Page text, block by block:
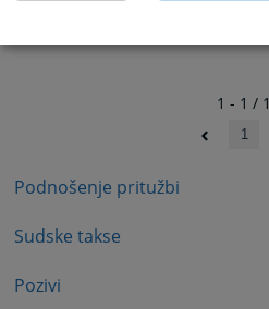
Podnošenje pritužbi
Sudske takse
Pozivi
1 - 1 / 1
1